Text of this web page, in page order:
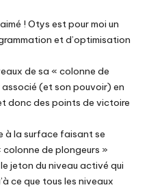
! Otys est pour moi un
et d’optimisation
de sa « colonne de
(et son pouvoir) en
donc des points de victoire
à la surface faisant se
colonne de plongeurs »
jeton du niveau activé qui
ce que tous les niveaux